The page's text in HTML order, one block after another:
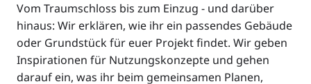
Vom Traumschloss bis zum Einzug - und darüber
hinaus: Wir erklären, wie ihr ein passendes Gebäude
oder Grundstück für euer Projekt findet. Wir geben
Inspirationen für Nutzungskonzepte und gehen
darauf ein, was ihr beim gemeinsamen Planen,